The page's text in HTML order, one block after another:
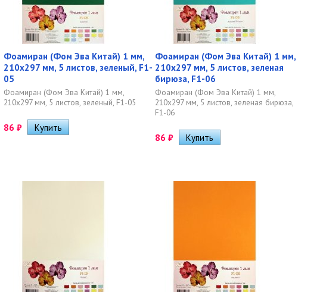
Фоамиран (Фом Эва Китай) 1 мм,
210х297 мм, 5 листов, зеленый, F1-
05
Фоамиран (Фом Эва Китай) 1 мм,
210х297 мм, 5 листов, зеленый, F1-05
86 ₽
Фоамиран (Фом Эва Китай) 1 мм,
210х297 мм, 5 листов, зеленая
бирюза, F1-06
Фоамиран (Фом Эва Китай) 1 мм,
210х297 мм, 5 листов, зеленая бирюза,
F1-06
86 ₽